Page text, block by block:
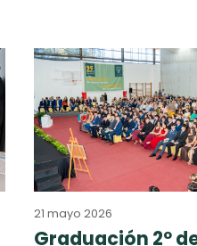
21 mayo 2026
Graduación 2º